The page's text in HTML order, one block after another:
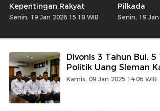
Kepentingan Rakyat
Senin, 19 Jan 2026 15:18 WIB
Pilkada
Senin, 19 Jan
Divonis 3 Tahun Bui,
Politik Uang Sleman
Kamis, 09 Jan 2025 14:06 WIB